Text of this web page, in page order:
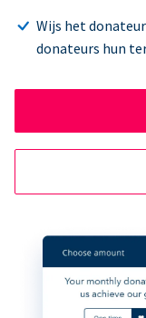
Wijs het
donateurs hun